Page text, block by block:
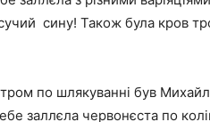
сину! Також була кров
по шлякуванні був
заллєла червонєста по